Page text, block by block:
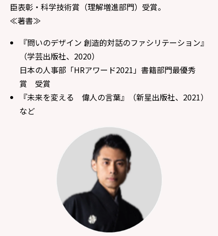
臣表彰・科学技術賞（理解増進部門）受賞。
≪著書≫
『問いのデザイン 創造的対話のファシリテーション』
（学芸出版社、2020）
日本の人事部「HRアワード2021」書籍部門最優秀
賞 受賞
『未来を変える 偉人の言葉』（新星出版社、2021）
など